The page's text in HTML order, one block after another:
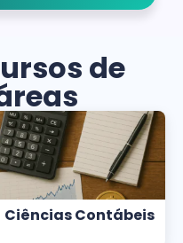
de
Ciências Contábeis